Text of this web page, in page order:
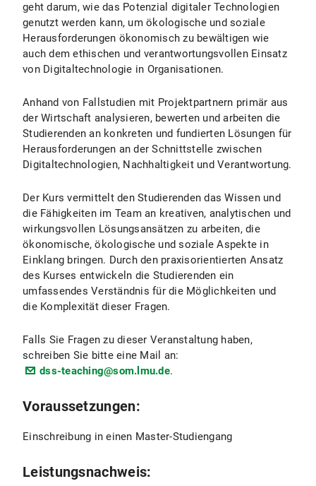
geht darum, wie das Potenzial digitaler Technologien
genutzt werden kann, um ökologische und soziale
Herausforderungen ökonomisch zu bewältigen wie
auch dem ethischen und verantwortungsvollen Einsatz
von Digitaltechnologie in Organisationen.
Anhand von Fallstudien mit Projektpartnern primär aus
der Wirtschaft analysieren, bewerten und arbeiten die
Studierenden an konkreten und fundierten Lösungen für
Herausforderungen an der Schnittstelle zwischen
Digitaltechnologien, Nachhaltigkeit und Verantwortung.
Der Kurs vermittelt den Studierenden das Wissen und
die Fähigkeiten im Team an kreativen, analytischen und
wirkungsvollen Lösungsansätzen zu arbeiten, die
ökonomische, ökologische und soziale Aspekte in
Einklang bringen. Durch den praxisorientierten Ansatz
des Kurses entwickeln die Studierenden ein
umfassendes Verständnis für die Möglichkeiten und
die Komplexität dieser Fragen.
Falls Sie Fragen zu dieser Veranstaltung haben,
schreiben Sie bitte eine Mail an:
dss-teaching@som.lmu.de.
Voraussetzungen:
Einschreibung in einen Master-Studiengang
Leistungsnachweis: